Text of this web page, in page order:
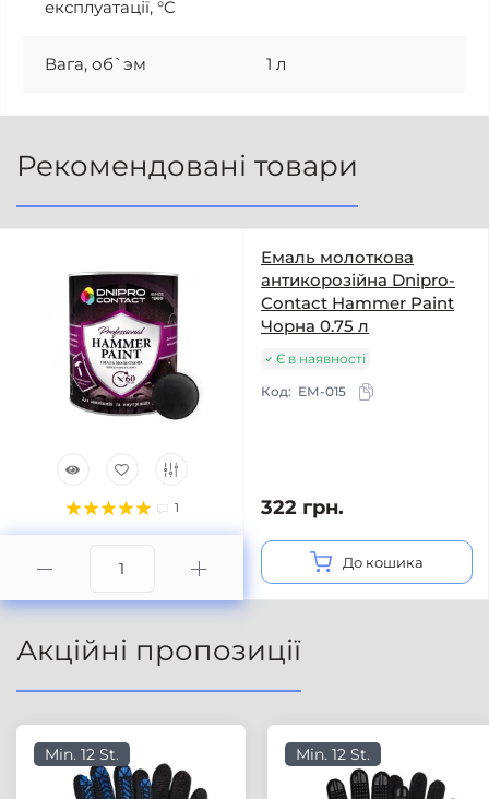
експлуатації, °C
Вага, об`эм 1 л
Рекомендовані товари
1
Емаль молоткова
антикорозійна Dnipro-
Contact Hammer Paint
Чорна 0.75 л
Є в наявності
Код: ЕМ-015
322 грн.
До кошика
Акційні пропозиції
Min. 12 St. Min. 12 St.